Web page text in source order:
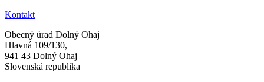
Kontakt
Obecný úrad Dolný Ohaj
Hlavná 109/130,
941 43 Dolný Ohaj
Slovenská republika